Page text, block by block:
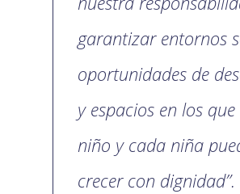
garantizar entornos
oportunidades de
y espacios en los
niño y cada niña
crecer con dignidad”.